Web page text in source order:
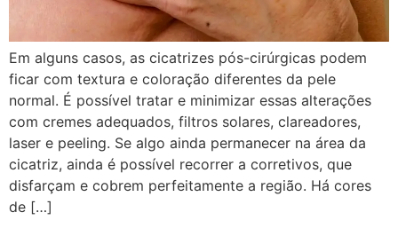
Em alguns casos, as cicatrizes pós-cirúrgicas podem
ficar com textura e coloração diferentes da pele
normal. É possível tratar e minimizar essas alterações
com cremes adequados, filtros solares, clareadores,
laser e peeling. Se algo ainda permanecer na área da
cicatriz, ainda é possível recorrer a corretivos, que
disfarçam e cobrem perfeitamente a região. Há cores
de […]